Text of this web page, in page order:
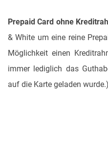
Prepaid Card ohne
& White um eine reine
Möglichkeit einen
immer lediglich das
auf die Karte geladen wurde.)